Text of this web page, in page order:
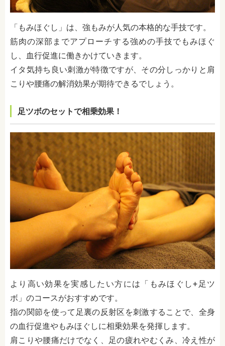
「もみほぐし」は、強もみが人気の本格的な手技です。
筋肉の深部までアプローチする強めの手技でもみほぐ
し、血行促進に働きかけていきます。
イタ気持ち良い刺激が特徴ですが、その分しっかりと肩
こりや腰痛の解消効果が期待できるでしょう。
足ツボのセットで相乗効果！
より高い効果を実感したい方には「もみほぐし+足ツ
ボ」のコースがおすすめです。
指の関節を使って足裏の反射区を刺激することで、全身
の血行促進やもみほぐしに相乗効果を発揮します。
肩こりや腰痛だけでなく、足の疲れやむくみ、冷え性が